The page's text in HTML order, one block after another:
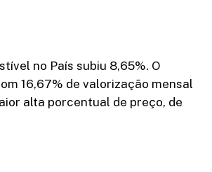
no País subiu 8,65%. O
16,67% de valorização mensal
alta porcentual de preço, de